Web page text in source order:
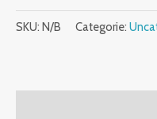
SKU: N/B Categorie: